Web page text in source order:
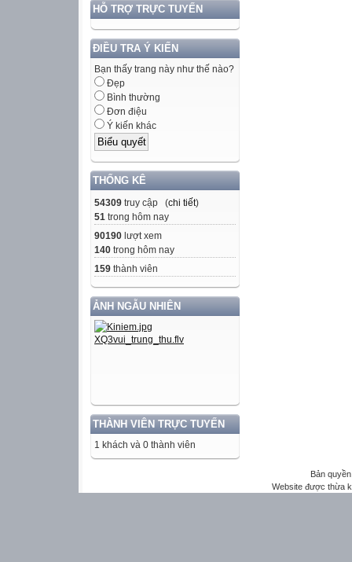
HỖ TRỢ TRỰC TUYẾN
ĐIỀU TRA Ý KIẾN
Bạn thấy trang này như thế nào?
Đẹp
Bình thường
Đơn điệu
Ý kiến khác
THỐNG KÊ
54309 truy cập (chi tiết)
51 trong hôm nay
90190 lượt xem
140 trong hôm nay
159 thành viên
ẢNH NGẪU NHIÊN
THÀNH VIÊN TRỰC TUYẾN
1 khách và 0 thành viên
Bản
Website được thừa